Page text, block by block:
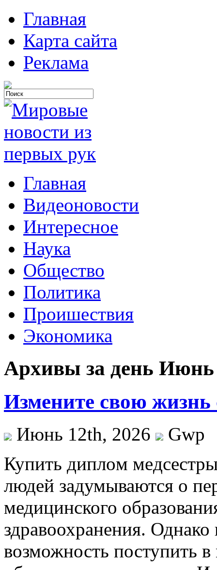
Главная
Карта сайта
Реклама
Главная
Видеоновости
Интересное
Наука
Общество
Политика
Проишествия
Экономика
Архивы за день Июнь
Измените свою
Июнь 12th, 2026
Gwp
Купить диплoм
людей задумываются о
медицинского
здравоохранения. Однако
возможность поступить